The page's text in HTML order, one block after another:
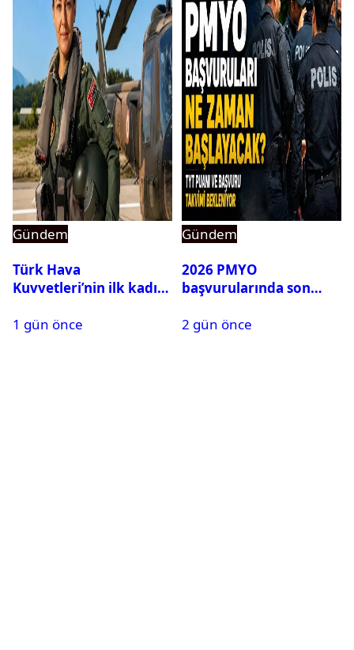
Gündem
Türk Hava
Kuvvetleri’nin ilk kadın
Karapınar hakkında
1 gün önce
Gündem
2026 PMYO
başvurularında son
2 gün önce